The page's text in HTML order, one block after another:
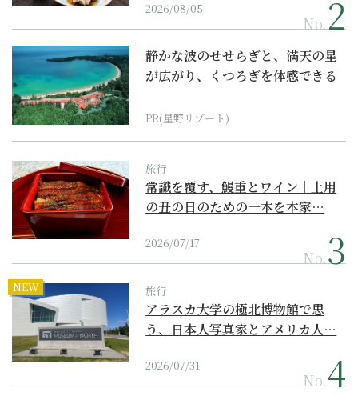
2026/08/05
No.
静かな波のせせらぎと、満天の星
が広がり、くつろぎを体感できる
PR(星野リゾート)
旅行
常識を覆す、鰻重とワイン｜土用
の丑の日のための一本を本家…
2026/07/17
No.
NEW 旅行
アラスカ大学の極北博物館で思
う、日本人写真家とアメリカ人…
2026/07/31
No.